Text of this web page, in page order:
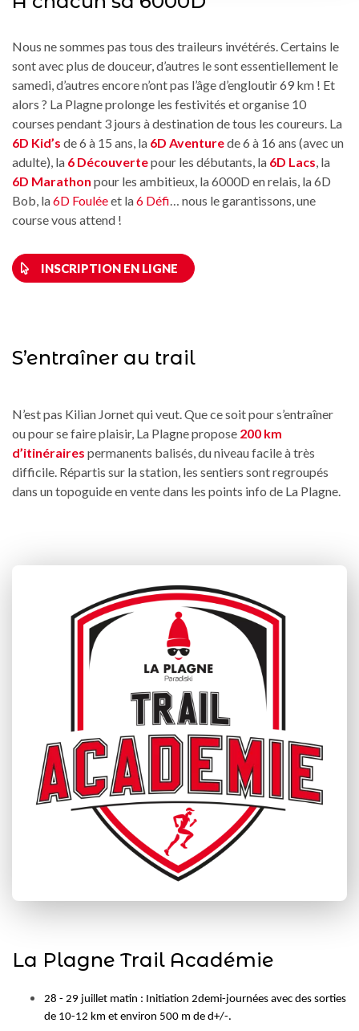
Nous ne sommes pas tous des traileurs invétérés. Certains le
sont avec plus de douceur, d’autres le sont essentiellement le
samedi, d’autres encore n’ont pas l’âge d’engloutir 69 km ! Et
alors ? La Plagne prolonge les festivités et organise 10
courses pendant 3 jours à destination de tous les coureurs. La
6D Kid’s de 6 à 15 ans, la 6D Aventurede 6 à 16 ans (avec un
adulte), la 6 Découvertepour les débutants, la 6D Lacs, la
6D Marathon pour les ambitieux, la 6000D en relais, la 6D
Bob, la6D Fouléeet la6 Défi… nous le garantissons, une
course vous attend !
INSCRIPTION EN LIGNE
S’entraîner au trail
N’est pas Kilian Jornet qui veut. Que ce soit pour s’entraîner
ou pour se faire plaisir, La Plagne propose 200 km
d’itinéraires permanents balisés, du niveau facile à très
difficile. Répartis sur la station, les sentiers sont regroupés
dans un topoguide en vente dans les points info de La Plagne.
La Plagne Trail Académie
28 - 29 juillet matin : Initiation 2demi-journées avec des sorties
de 10-12 km et environ 500 m de d+/-.